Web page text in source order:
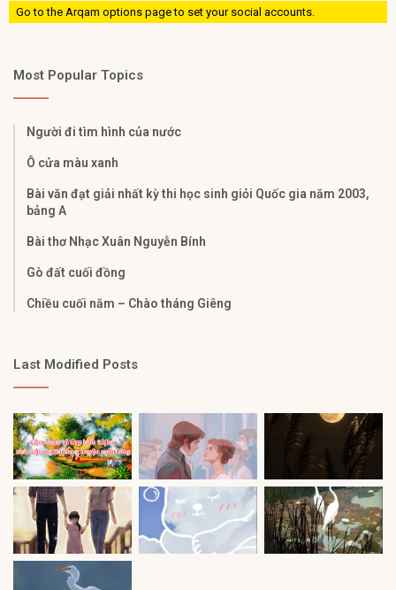
Go to the Arqam options page to set your social accounts.
Most Popular Topics
Người đi tìm hình của nước
Ô cửa màu xanh
Bài văn đạt giải nhất kỳ thi học sinh giỏi Quốc gia năm 2003,
bảng A
Bài thơ Nhạc Xuân Nguyễn Bính
Gò đất cuối đồng
Chiều cuối năm – Chào tháng Giêng
Last Modified Posts